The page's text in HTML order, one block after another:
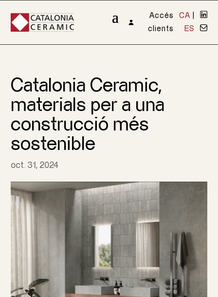
Accés
clients
CA
ES
Catalonia Ceramic,
materials per a una
construcció més
sostenible
oct. 31, 2024